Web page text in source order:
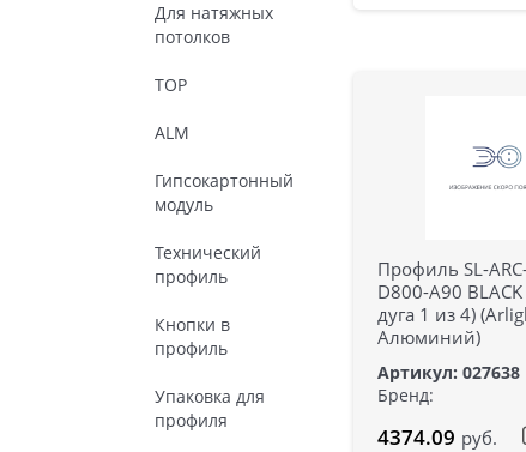
Для натяжных
потолков
TOP
ALM
Гипсокартонный
модуль
Технический
профиль
Кнопки в
профиль
Упаковка для
профиля
Профиль SL-
D800-A90
дуга 1 из 4)
Алюминий)
Артикул: 027638
Бренд:
4374.09 руб.